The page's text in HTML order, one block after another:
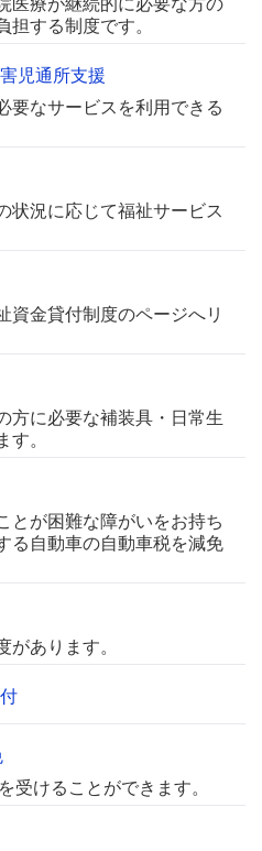
医療が継続的に必要な方の
担する制度です。
児通所支援
要なサービスを利用できる
状況に応じて福祉サービス
資金貸付制度のページへリ
方に必要な補装具・日常生
す。
とが困難な障がいをお持ち
る自動車の自動車税を減免
があります。
受けることができます。